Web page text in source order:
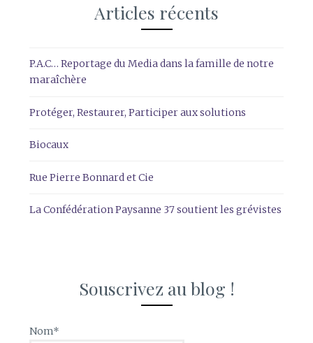
Articles récents
P.A.C… Reportage du Media dans la famille de notre
maraîchère
Protéger, Restaurer, Participer aux solutions
Biocaux
Rue Pierre Bonnard et Cie
La Confédération Paysanne 37 soutient les grévistes
Souscrivez au blog !
Nom*